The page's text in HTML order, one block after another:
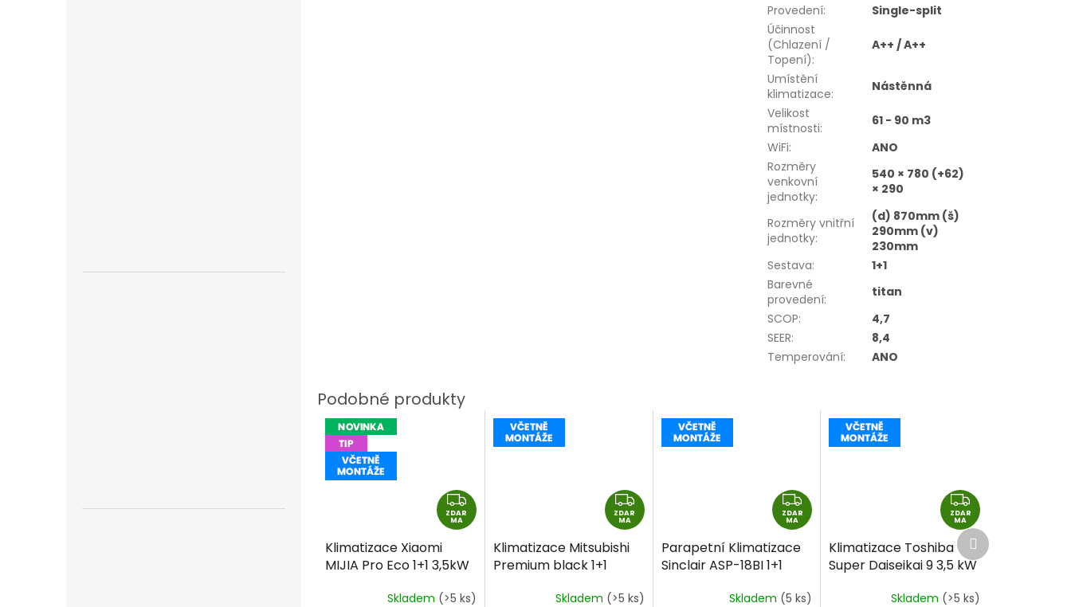
Provedení:
Single-split
Účinnost
(Chlazení /
Topení):
A++ / A++
Umístění
klimatizace:
Nástěnná
Velikost
místnosti:
61 - 90 m3
WiFi:
ANO
Rozměry
venkovní
jednotky:
540 × 780 (+62)
× 290
Rozměry vnitřní
jednotky:
(d) 870mm (š)
290mm (v)
230mm
Sestava:
1+1
Barevné
provedení:
titan
SCOP:
4,7
SEER:
8,4
Temperování: ANO
Z
D
R
M
A
ZDAR
MA
Klimatizace Xiaomi
MIJIA Pro Eco 1+1 3,5kW
Skladem (>5 ks)
Z
D
A
ZDAR
MA
Klimatizace Mitsubishi
Premium black 1+1
Skladem (>5 ks)
Z
D
A
ZDAR
MA
Parapetní Klimatizace
Sinclair ASP-18BI 1+1
Skladem (5 ks)
Z
D
A
R
M
A
ZDAR
MA
Klimatizace Toshiba
Super Daiseikai 9 3,5 kW
Skladem (>5 ks)
Další
produkt